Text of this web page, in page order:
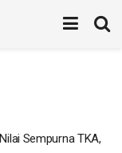
Sempurna TKA,